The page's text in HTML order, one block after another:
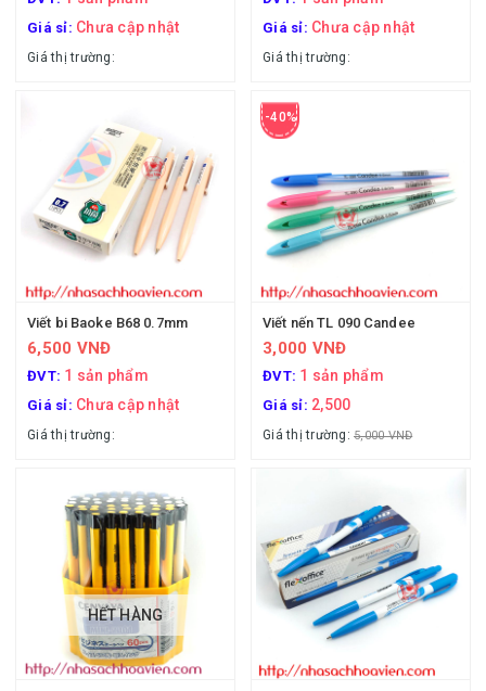
Giá sỉ: Chưa cập nhật
Giá thị trường:
Giá sỉ: Chưa cập nhật
Giá thị trường:
Viết bi Baoke B68 0.7mm
6,500 VNĐ
ĐVT: 1 sản phẩm
Giá sỉ: Chưa cập nhật
Giá thị trường:
-40%
Viết nến TL 090 Candee
3,000 VNĐ
ĐVT: 1 sản phẩm
Giá sỉ: 2,500
Giá thị trường: 5,000 VNĐ
HẾT HÀNG